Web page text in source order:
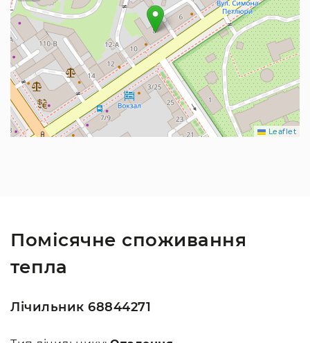
Leaflet
Помісячне споживання
тепла
Лічильник 68844271